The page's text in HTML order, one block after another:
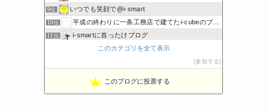
9位 いつでも笑顔で@i-smart
10位 平成の終わりに一条工務店で建てたi-cubeのブログ
11位 i-smartに首ったけブログ
節約しないエコライフ
わたしの家づくり│ハウスメーカーで注文住宅を建てよう
このカテゴリを全て表示
参加する
このブログに投票する